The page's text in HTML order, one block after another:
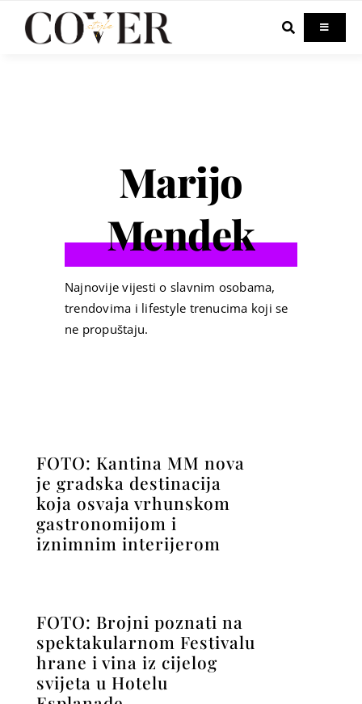
Toggle
Out & About
Marijo
Mendek
Najnovije vijesti o slavnim osobama,
trendovima i lifestyle trenucima koji se
ne propuštaju.
FOTO: Kantina MM nova
je gradska destinacija
koja osvaja vrhunskom
gastronomijom i
iznimnim interijerom
FOTO: Brojni poznati na
spektakularnom Festivalu
hrane i vina iz cijelog
svijeta u Hotelu